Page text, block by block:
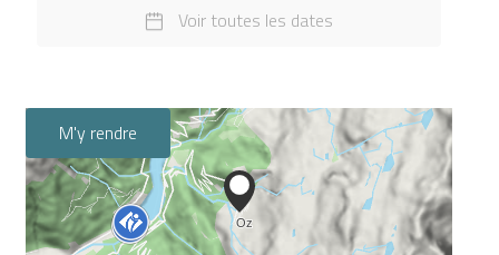
Voir toutes les dates
M'y rendre